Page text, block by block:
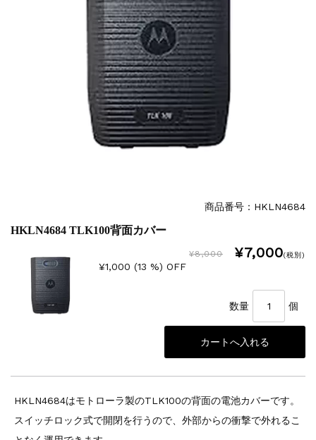
商品番号：HKLN4684
HKLN4684 TLK100背面カバー
¥8,000 ¥7,000(税別)
¥1,000 (13 %) OFF
数量 個
HKLN4684はモトローラ製のTLK100の背面の電池カバーです。
スイッチロック式で開閉を行うので、外部からの衝撃で外れるこ